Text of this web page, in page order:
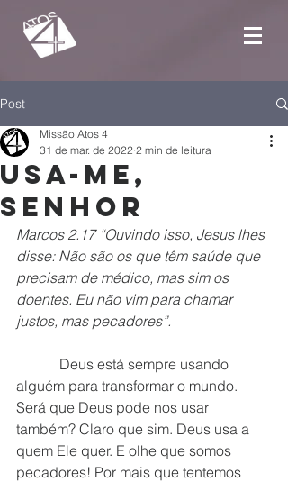
Post
Usa-me,
Senhor
Missão Atos 4
31 de mar. de 2022 2 min de leitura
Marcos 2.17 “Ouvindo isso, Jesus lhes
disse: Não são os que têm saúde que
precisam de médico, mas sim os
doentes. Eu não vim para chamar
justos, mas pecadores”.
alguém para transformar o mundo.
Será que Deus pode nos usar
também? Claro que sim. Deus usa a
quem Ele quer. E olhe que somos
pecadores! Por mais que tentemos